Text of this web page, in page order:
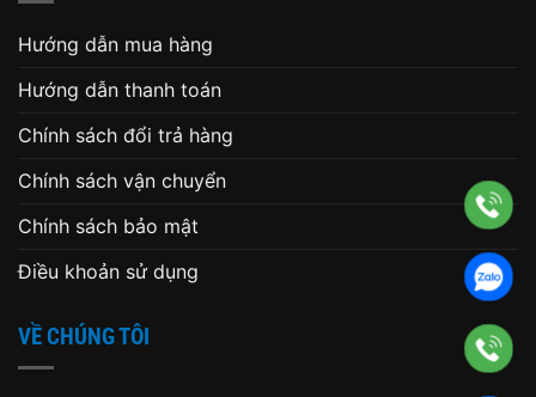
Hướng dẫn mua hàng
Hướng dẫn thanh toán
Chính sách đổi trả hàng
Chính sách vận chuyển
Chính sách bảo mật
Điều khoản sử dụng
VỀ CHÚNG TÔI